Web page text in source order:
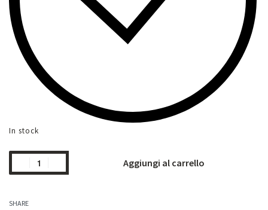
In stock
Aggiungi al carrello
SHARE